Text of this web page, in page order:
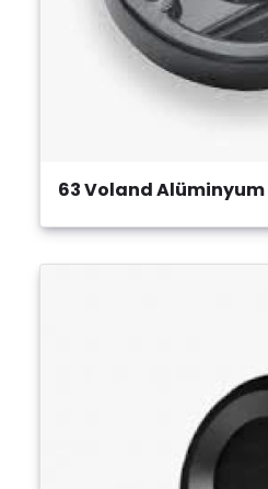
63 Voland Alüminyum